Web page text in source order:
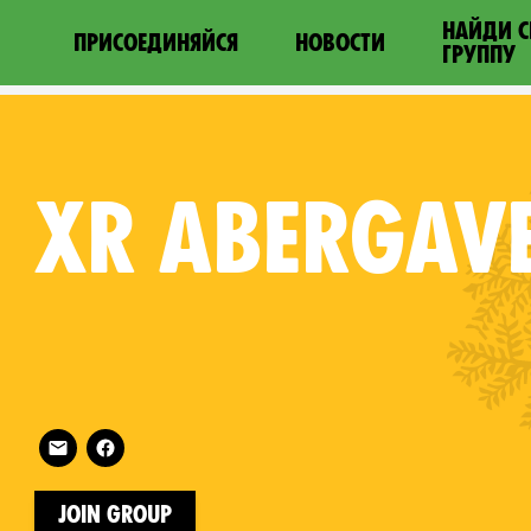
ПРИСОЕДИНЯЙСЯ НОВОСТИ
НАЙДИ
ГРУППУ
XR
Follow XR Abergavenny on
Join Group